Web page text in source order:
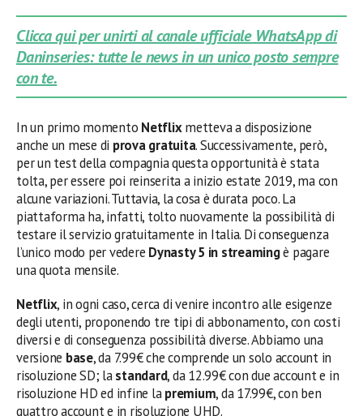
Clicca qui per unirti al canale ufficiale WhatsApp di
Daninseries: tutte le news in un unico posto sempre
con te.
In un primo momento Netflixmetteva a disposizione
anche un mese di prova gratuita. Successivamente, però,
per un test della compagnia questa opportunità è stata
tolta, per essere poi reinserita a inizio estate 2019, ma con
alcune variazioni. Tuttavia, la cosa è durata poco. La
piattaforma ha, infatti, tolto nuovamente la possibilità di
testare il servizio gratuitamente in Italia. Di conseguenza
l’unico modo per vedere Dynasty 5 in streamingè pagare
una quota mensile.
Netflix, in ogni caso, cerca di venire incontro alle esigenze
degli utenti, proponendo tre tipi di abbonamento, con costi
diversi e di conseguenza possibilità diverse. Abbiamo una
versione base, da 7.99€ che comprende un solo account in
risoluzione SD; lastandard, da 12.99€ con due account e in
risoluzione HD ed infine lapremium, da 17.99€, con ben
quattro account e in risoluzione UHD.